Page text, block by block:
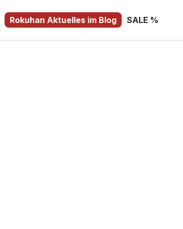
Rokuhan Aktuelles im Blog SALE %